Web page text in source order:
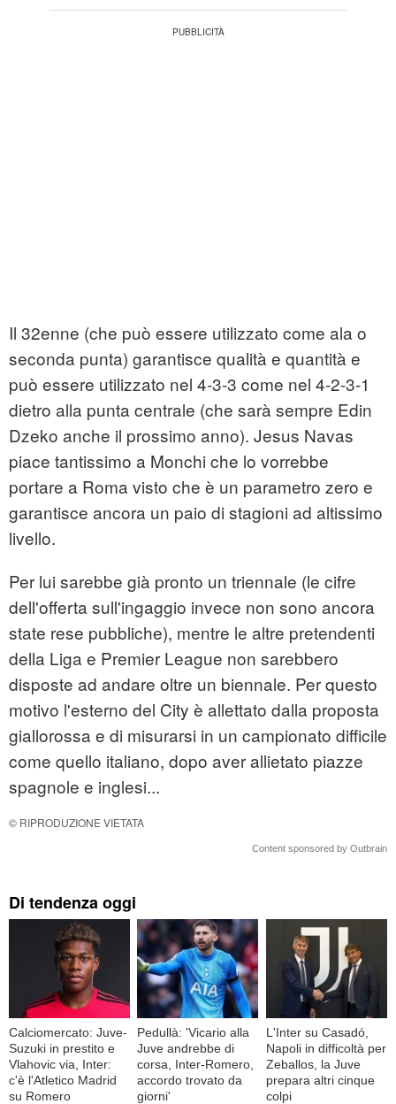
Il 32enne (che può essere utilizzato come ala o
seconda punta) garantisce qualità e quantità e
può essere utilizzato nel 4-3-3 come nel 4-2-3-1
dietro alla punta centrale (che sarà sempre Edin
Dzeko anche il prossimo anno). Jesus Navas
piace tantissimo a Monchi che lo vorrebbe
portare a Roma visto che è un parametro zero e
garantisce ancora un paio di stagioni ad altissimo
livello.
Per lui sarebbe già pronto un triennale (le cifre
dell'offerta sull'ingaggio invece non sono ancora
state rese pubbliche), mentre le altre pretendenti
della Liga e Premier League non sarebbero
disposte ad andare oltre un biennale. Per questo
motivo l'esterno del City è allettato dalla proposta
giallorossa e di misurarsi in un campionato difficile
come quello italiano, dopo aver allietato piazze
spagnole e inglesi...
© RIPRODUZIONE VIETATA
Content sponsored by Outbrain
Di tendenza oggi
Calciomercato: Juve-
Suzuki in prestito e
Vlahovic via, Inter:
c'è l'Atletico Madrid
su Romero
Pedullà: 'Vicario alla
Juve andrebbe di
corsa, Inter-Romero,
accordo trovato da
giorni'
L'Inter su Casadó,
Napoli in difficoltà per
Zeballos, la Juve
prepara altri cinque
colpi